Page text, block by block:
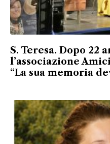
S. Teresa. Dopo 22
l’associazione
“La sua memoria